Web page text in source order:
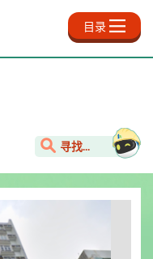
目录
寻找...